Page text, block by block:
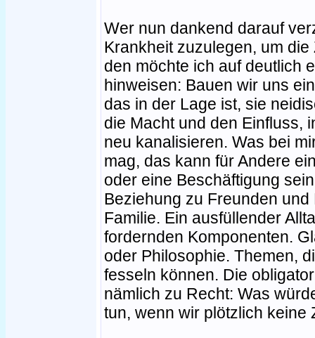
Wer nun dankend darauf
Krankheit zuzulegen, um
den möchte ich auf deutlich
hinweisen: Bauen wir uns
das in der Lage ist, sie
die Macht und den Einfluss,
neu kanalisieren. Was bei
mag, das kann für Andere
oder eine Beschäftigung
Beziehung zu Freunden
Familie. Ein ausfüllender
fordernden Komponenten.
oder Philosophie. Themen,
fesseln können. Die
nämlich zu Recht: Was
tun, wenn wir plötzlich keine